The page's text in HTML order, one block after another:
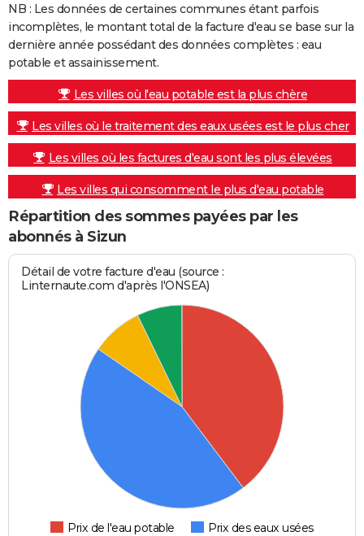
NB : Les données de certaines communes étant parfois
incomplètes, le montant total de la facture d'eau se base sur la
dernière année possédant des données complètes : eau
potable et assainissement.
Les villes où l'eau potable est la plus chère
Les villes où le traitement des eaux usées est le plus cher
Les villes où les factures d'eau sont les plus élevées
Les villes qui consomment le plus d'eau potable
Répartition des sommes payées par les
abonnés à Sizun
Détail de votre facture d'eau (source :
Linternaute.com d'après l'ONSEA)
Prix de l'eau potable
Prix des eaux usées